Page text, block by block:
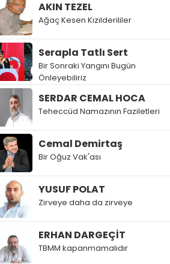
AKIN TEZEL
Ağaç Kesen Kızılderililer
Serapla Tatlı Sert
Bir Sonraki Yangını Bugün
Önleyebiliriz
SERDAR CEMAL HOCA
Teheccüd Namazının Faziletleri
Cemal Demirtaş
Bir Oğuz Vak'ası
YUSUF POLAT
Zirveye daha da zirveye
ERHAN DARGEÇİT
TBMM kapanmamalıdır